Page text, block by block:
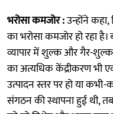
भरोसा कमजोर :उन्होंने कहा,
का भरोसा कमजोर हो रहा है।
व्यापार में शुल्क और गैर-
का अत्यधिक केंद्रीकरण भी
उत्पादन स्तर पर हो या कभी-
संगठन की स्थापना हुई थी,